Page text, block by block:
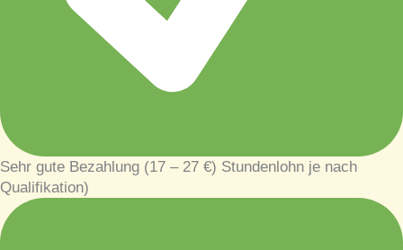
Sehr gute Bezahlung (17 – 27 €) Stundenlohn je nach
Qualifikation)